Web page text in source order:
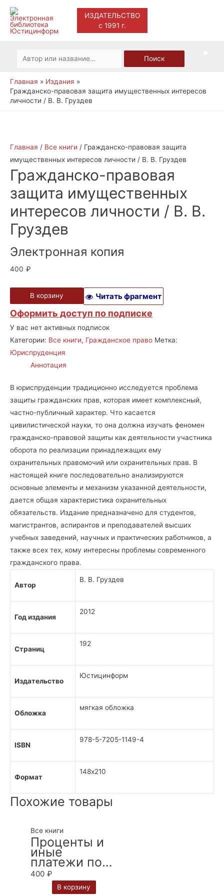
ИЗДАТЕЛЬСТВО
с 1991 г.
Искать:
Поиск
Главная
Издания
Гражданско-правовая защита имущественных интересов
личности / В. В. Груздев
Главная / Все книги / Гражданско-правовая защита
имущественных интересов личности / В. В. Груздев
Гражданско-правовая
защита имущественных
интересов личности / В. В.
Груздев
Электронная копия
400 ₽
В корзину Читать фрагмент
Оформить доступ по подписке
У вас нет активных подписок
Категории: Все книги, Гражданское право Метка:
Юриспруденция
Аннотация
В юриспруденции традиционно исследуется проблема
защиты гражданских прав, которая имеет комплексный,
частно-публичный характер. Что касается
цивилистической науки, то она должна изучать феномен
гражданско-правовой защиты как деятельности участника
оборота по реализации принадлежащих ему
охранительных правомочий или охранительных прав. В
настоящей книге последовательно анализируются
основные элементы и механизм указанной деятельности,
дается общая характеристика охранительных
обязательств. Издание предназначено для студентов,
магистрантов, аспирантов и преподавателей высших
учебных заведений, научных и практических работников, а
также всех тех, кому интересны проблемы современного
гражданского права.
Автор
В. В. Груздев
Год издания
2012
Страниц
192
Издательство
Юстицинформ
Обложка
мягкая обложка
ISBN
978-5-7205-1149-4
Формат
148х210
Похожие товары
Все книги
Проценты и
иные
платежи по
кредитному
договору:
монография /
400 ₽
В корзину